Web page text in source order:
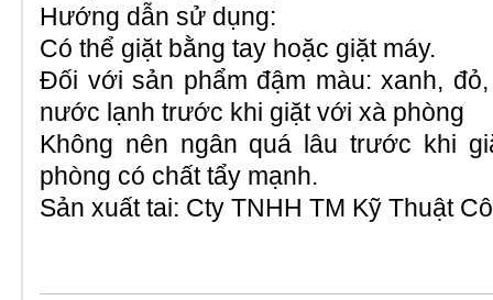
Hướng dẫn sử dụng:
Có thể giặt bằng tay hoặc giặt máy.
Đối với sản phẩm đậm màu: xanh,
nước lạnh trước khi giặt với xà phòng
Không nên ngân quá lâu trước khi
phòng có chất tẩy mạnh.
Sản xuất tai: Cty TNHH TM Kỹ Thuật